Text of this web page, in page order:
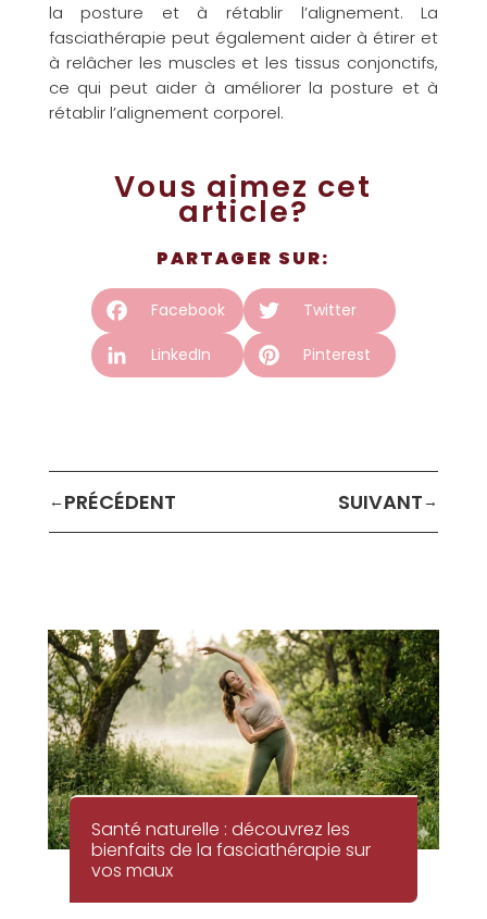
la posture et à rétablir l’alignement. La
fasciathérapie peut également aider à étirer et
à relâcher les muscles et les tissus conjonctifs,
ce qui peut aider à améliorer la posture et à
rétablir l’alignement corporel.
Vous aimez cet
article?
PARTAGER SUR:
Facebook Twitter
LinkedIn Pinterest
← →
Santé naturelle : découvrez les
bienfaits de la fasciathérapie sur
vos maux